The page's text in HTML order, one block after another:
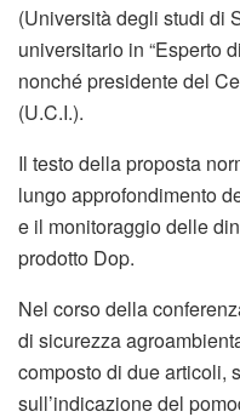
(Università degli studi di
universitario in “Esperto
nonché presidente del
(U.C.I.).
Il testo della proposta
lungo approfondimento
e il monitoraggio delle
prodotto Dop.
Nel corso della
di sicurezza
composto di due articoli,
sull’indicazione del